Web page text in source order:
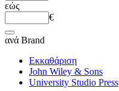
εώς
€
ανά Brand
Εκκαθάριση
John Wiley & Sons
University Studio Press